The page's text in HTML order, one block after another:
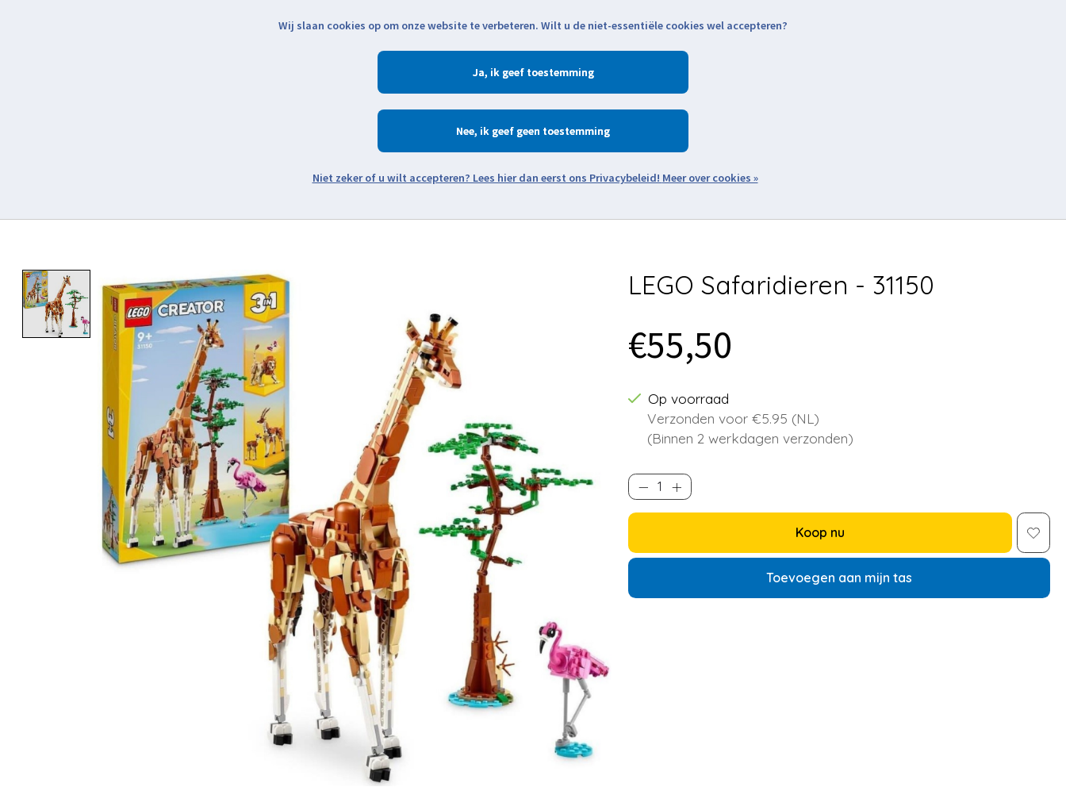
Zoeken
Product image slideshow Items LEGO Safaridieren - 31150
€55,50
Op voorraad
Verzonden voor €5.95 (NL)
(Binnen 2 werkdagen verzonden)
Koop nu
Toevoegen aan mijn tas
Wij slaan cookies op om onze website te verbeteren. Wilt u de niet-essentiële cookies wel accepteren?
Ja
Nee
Meer over cookies »